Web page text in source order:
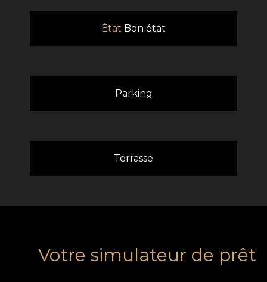
État Bon état
Parking
Terrasse
Votre simulateur de prêt